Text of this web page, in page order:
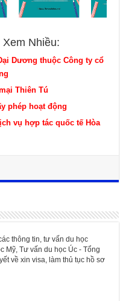
Nhiều:
Dương thuộc Công ty cổ
Thiên Tú
phép hoạt động
vụ hợp tác quốc tế Hòa
thông tin, tư vấn du học
Mỹ, Tư vấn du học Úc - Tổng
về xin visa, làm thủ tục hồ sơ